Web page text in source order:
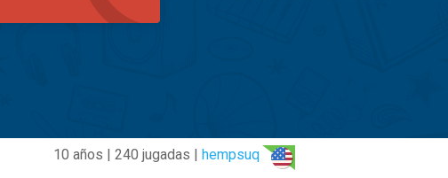
10 años | 240 jugadas | hempsuq